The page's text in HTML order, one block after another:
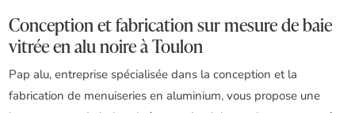
Conception et fabrication sur mesure de baie
vitrée en alu noire à Toulon
Pap alu, entreprise spécialisée dans la conception et la
fabrication de menuiseries en aluminium, vous propose une